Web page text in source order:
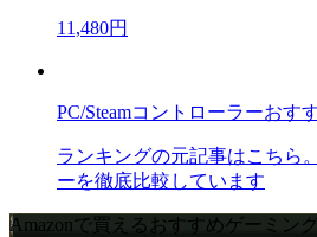
11,480円
PC/Steamコントローラーおす
ランキングの元記事はこちら
ーを徹底比較しています
Amazonで買えるおすすめゲーミン